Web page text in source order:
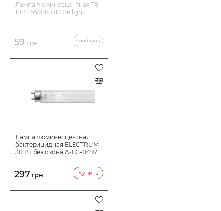
Лампа люминесцентная Т8
18Вт 6500K G13 Bellight
59 грн Сообщить
Лампа люминесцентная
бактерицидная ELECTRUM
30 Вт без озона A-FG-0497
297 грн Купить